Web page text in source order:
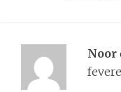
Noor